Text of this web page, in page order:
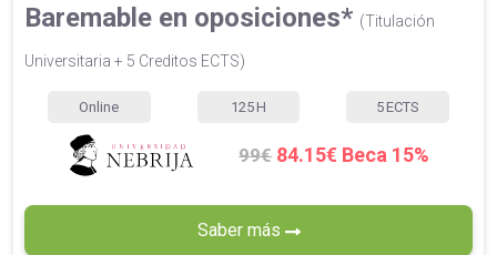
Baremable en oposiciones* (Titulación
Universitaria + 5 Creditos ECTS)
Online 125 H 5 ECTS
99€ 84.15€ Beca 15%
Saber más